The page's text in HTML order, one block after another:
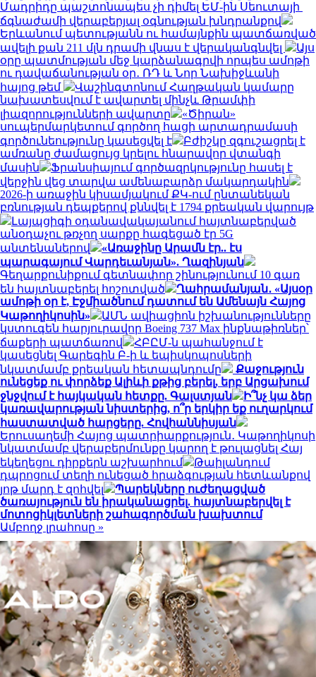
Մադրիդը պաշտոնապես չի դիմել ԵՄ-ին Սեուտայի ​​
ճգնաժամի վերաբերյալ օգնության խնդրանքով
Երևանում պետությանն ու համայնքին պատճառված
ավելի քան 211 մլն դրամի վնաս է վերականգնվել
Այս
օրը պատմության մեջ կարձանագրվի որպես ամոթի
ու դավաճանության օր․ ՌԴ և Նոր Նախիջևանի
հայոց թեմ
Վաշինգտոնում Հաղթական կամարը
նախատեսվում է ավարտել մինչև Թրամփի
լիազորությունների ավարտը
«Ծիրան»
սուպերմարկետում գործող հացի արտադրամասի
գործունեությունը կասեցվել է
Բժիշկը զգուշացրել է
ամռանը ժամացույց կրելու հնարավոր վտանգի
մասին
Ֆրանսիայում գործազրկությունը հասել է
վերջին վեց տարվա ամենաբարձր մակարդակին
2026-ի առաջին կիսամյակում ՔԿ-ում ընտանեկան
բռնության դեպքերով քննվել է 1794 քրեական վարույթ
Լայպցիգի օդանավակայանում հայտնաբերված
անօդաչու թռչող սարքը հագեցած էր 5G
անտենաներով
«Առաջինը Արամն էր.. էս
պարագայում Վարդեւանյան». Ղազինյան
Գեղարքունիքում գետնափոր շինությունում 10 գառ
են հայտնաբերել հոշոտված
Ղահրամանյան․ «Այսօր
ամոթի օր է, Էջմիածնում դատում են Ամենայն Հայոց
Կաթողիկոսին»
ԱՄՆ ավիացիոն իշխանությունները
կստուգեն հարյուրավոր Boeing 737 Max ինքնաթիռներ՝
ճաքերի պատճառով
ՀԲԸՄ-ն պահանջում է
կասեցնել Գարեգին Բ-ի և եպիսկոպոսների
նկատմամբ քրեական հետապնդումը
Քաջություն
ունեցեք ու փորձեք Ալիևի քթից բերել, երբ Արցախում
ջնջվում է հայկական հետքը. Գալստյան
Ի՞նչ կա ձեր
կառավարության նիստերից, ո՞ր երկիր եք ուղարկում
հաստատված հարցերը. Հովհաննիսյան
Երուսաղեմի Հայոց պատրիարքություն․ Կաթողիկոսի
նկատմամբ վերաբերմունքը կարող է թուլացնել Հայ
եկեղեցու դիրքերն աշխարհում
Թաիլանդում
դպրոցում տեղի ունեցած հրաձգության հետևանքով
յոթ մարդ է զոհվել
Պարեկները ուժեղացված
ծառայություն են իրականացրել. հայտնաբերվել է
մոտոցիկլետների շահագործման խախտում
Ամբողջ լրահոսը »